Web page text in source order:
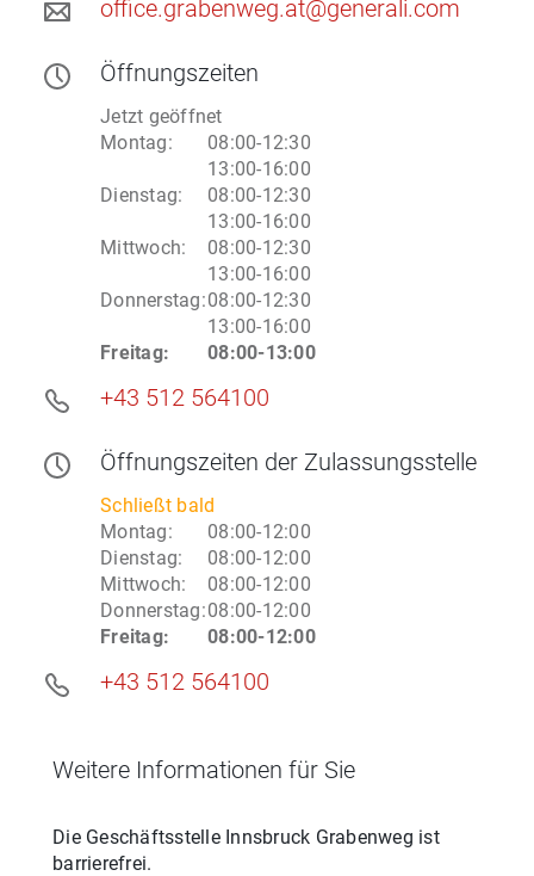
office.grabenweg.at@generali.com
Öffnungszeiten
Jetzt geöffnet
Montag:
08:00-12:30
13:00-16:00
Dienstag:
08:00-12:30
13:00-16:00
Mittwoch:
08:00-12:30
13:00-16:00
Donnerstag:08:00-12:30
13:00-16:00
Freitag: 08:00-13:00
+43 512 564100
Öffnungszeiten der Zulassungsstelle
Schließt bald
Montag:
08:00-12:00
Dienstag:
08:00-12:00
Mittwoch:
08:00-12:00
Donnerstag:08:00-12:00
Freitag: 08:00-12:00
+43 512 564100
Weitere Informationen für Sie
Die Geschäftsstelle Innsbruck Grabenweg ist
barrierefrei.